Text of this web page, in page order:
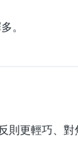
。
則更輕巧、對